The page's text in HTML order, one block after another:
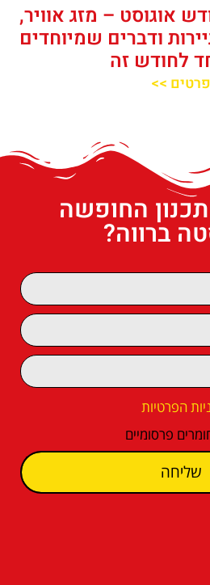
אוגוסט – מזג אוויר,
ודברים שמיוחדים
לחודש זה
פרטים >>
החופשה
ברווה?
הפרטיות
פרסומיים
שליחה